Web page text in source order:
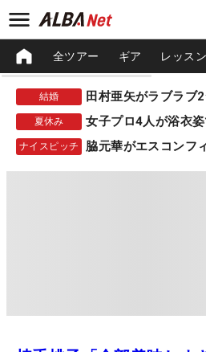
全ツアー ギア レッスン
結婚 田村亜矢がラブラブ2
夏休み 女子プロ4人が浴衣
ナイスピッチ 脇元華がエスコンフ